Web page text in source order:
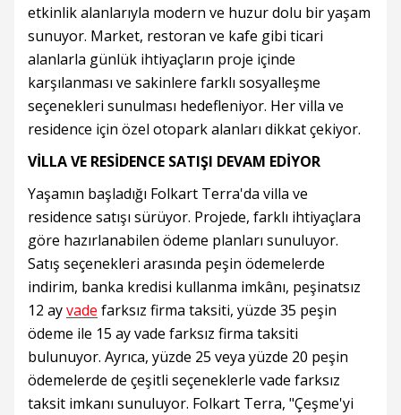
etkinlik alanlarıyla modern ve huzur dolu bir yaşam
sunuyor. Market, restoran ve kafe gibi ticari
alanlarla günlük ihtiyaçların proje içinde
karşılanması ve sakinlere farklı sosyalleşme
seçenekleri sunulması hedefleniyor. Her villa ve
residence için özel otopark alanları dikkat çekiyor.
VİLLA VE RESİDENCE SATIŞI DEVAM EDİYOR
Yaşamın başladığı Folkart Terra'da villa ve
residence satışı sürüyor. Projede, farklı ihtiyaçlara
göre hazırlanabilen ödeme planları sunuluyor.
Satış seçenekleri arasında peşin ödemelerde
indirim, banka kredisi kullanma imkânı, peşinatsız
12 ayvade farksız firma taksiti, yüzde 35 peşin
ödeme ile 15 ay vade farksız firma taksiti
bulunuyor. Ayrıca, yüzde 25 veya yüzde 20 peşin
ödemelerde de çeşitli seçeneklerle vade farksız
taksit imkanı sunuluyor. Folkart Terra, "Çeşme'yi